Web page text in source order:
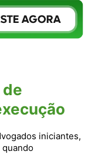
iniciantes,
quando